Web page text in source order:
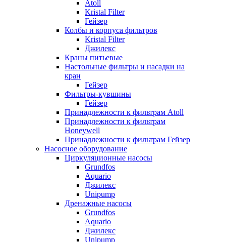
Atoll
Kristal Filter
Гейзер
Колбы и корпуса фильтров
Kristal Filter
Джилекс
Краны питьевые
Настольные фильтры и насадки на
кран
Гейзер
Фильтры-кувшины
Гейзер
Принадлежности к фильтрам Atoll
Принадлежности к фильтрам
Honeywell
Принадлежности к фильтрам Гейзер
Насосное оборудование
Циркуляционные насосы
Grundfos
Aquario
Джилекс
Unipump
Дренажные насосы
Grundfos
Aquario
Джилекс
Unipump